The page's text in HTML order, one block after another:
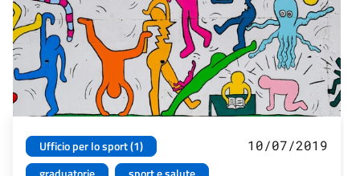
Ufficio per lo sport (1)
10/07/2019